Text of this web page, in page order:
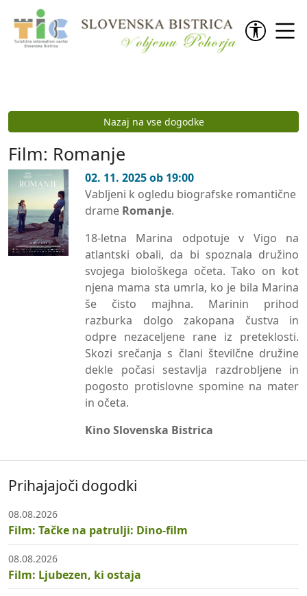
Preskoči na vsebino
Nazaj na vse dogodke
Film: Romanje
02. 11. 2025 ob 19:00
Vabljeni k ogledu biografske romantične
drame Romanje.
18-letna Marina odpotuje v Vigo na
atlantski obali, da bi spoznala družino
svojega biološkega očeta. Tako on kot
njena mama sta umrla, ko je bila Marina
še čisto majhna. Marinin prihod
razburka dolgo zakopana čustva in
odpre nezaceljene rane iz preteklosti.
Skozi srečanja s člani številčne družine
dekle počasi sestavlja razdrobljene in
pogosto protislovne spomine na mater
in očeta.
Kino Slovenska Bistrica
Prihajajoči dogodki
08.08.2026
Film: Tačke na patrulji: Dino-film
08.08.2026
Film: Ljubezen, ki ostaja